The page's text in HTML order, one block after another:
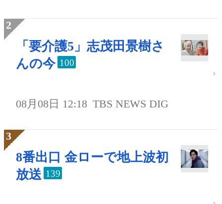
「要介護5」志茂田景樹さ
んの今 100
08月08日 12:18 TBS NEWS DIG
8番出口 金ローで地上波初
放送 139